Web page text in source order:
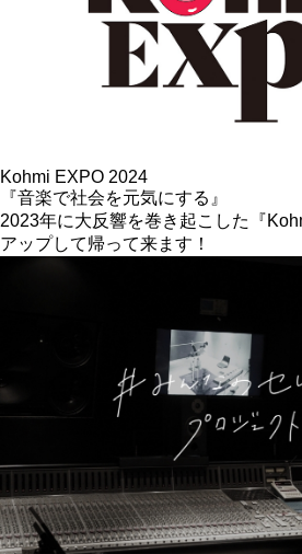
Kohmi EXPO 2024
『音楽で社会を元気にする』
2023年に大反響を巻き起こした『
アップして帰って来ます！